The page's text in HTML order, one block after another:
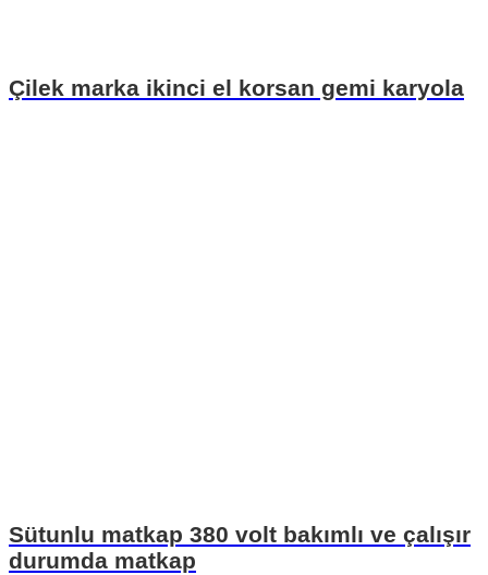
Çilek marka ikinci el korsan gemi karyola
Sütunlu matkap 380 volt bakımlı ve çalışır
durumda matkap